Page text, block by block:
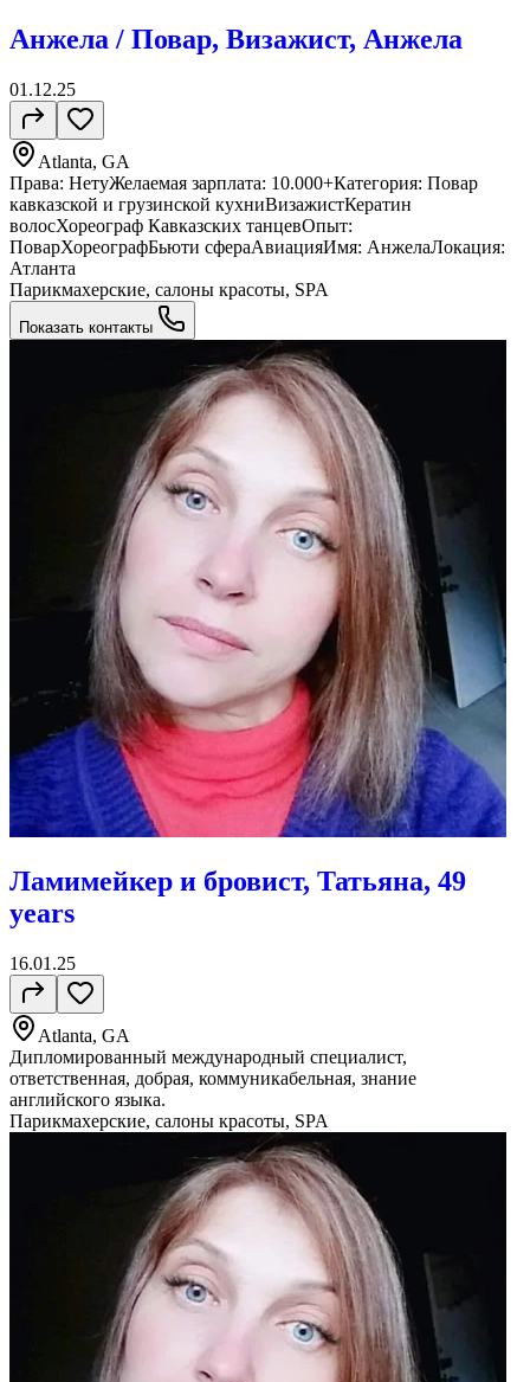
Анжела / Повар, Визажист, Анжела
01.12.25
Atlanta, GA
Права: НетуЖелаемая зарплата: 10.000+Категория: Повар
кавказской и грузинской кухниВизажистКератин
волосХореограф Кавказских танцевОпыт:
ПоварХореографБьюти сфераАвиацияИмя: АнжелаЛокация:
Атланта
Парикмахерские, салоны красоты, SPA
Показать контакты
Ламимейкер и бровист, Татьяна, 49
years
16.01.25
Atlanta, GA
Дипломированный международный специалист,
ответственная, добрая, коммуникабельная, знание
английского языка.
Парикмахерские, салоны красоты, SPA